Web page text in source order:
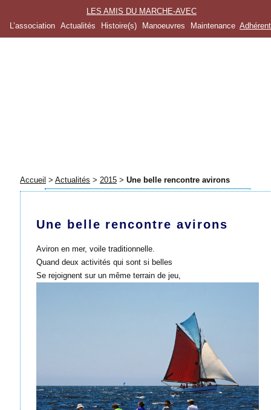
LES AMIS DU MARCHE-AVEC
L’association
Actualités Histoire(s) Manoeuvres Maintenance
Accueil > Actualités > 2015 > Une belle rencontre avirons
Une belle rencontre avirons
Aviron en mer, voile traditionnelle.
Quand deux activités qui sont si belles
Se rejoignent sur un même terrain de jeu,